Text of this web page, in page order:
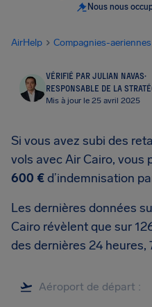
Nous nous
AirHelp Compagnies-aeriennes
VÉRIFIÉ PAR JULIAN NAVAS·
RESPONSABLE DE LA
Mis à jour le 25 avril 2025
Si vous avez subi des
vols avec Air Cairo, vous
600 €d’indemnisation
Les dernières données
Cairo révèlent que sur
des dernières 24 heures,